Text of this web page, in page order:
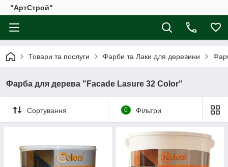
"АртСтрой"
Товари та послуги Фарби та Лаки для деревини
Фарба для дерева "Facade Lasure 32 Color"
Сортування 0 Фільтри